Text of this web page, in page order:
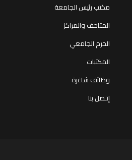
مكتب رئيس الجامعة
المتاحف والمراكز
الحرم الجامعي
المكتبات
وظائف شاغرة
إتـصل بنا